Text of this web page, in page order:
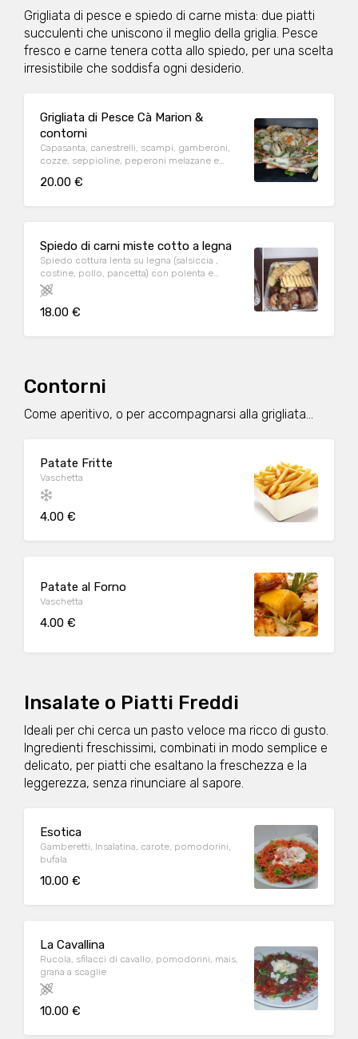
Grigliata di pesce e spiedo di carne mista: due piatti
succulenti che uniscono il meglio della griglia. Pesce
fresco e carne tenera cotta allo spiedo, per una scelta
irresistibile che soddisfa ogni desiderio.
Grigliata di Pesce Cà Marion &
contorni
Capasanta, canestrelli, scampi, gamberoni,
cozze, seppioline, peperoni melazane e
20.00 €
Spiedo di carni miste cotto a legna
Spiedo cottura lenta su legna (salsiccia ,
costine, pollo, pancetta) con polenta e
patate al forno
18.00 €
Contorni
Come aperitivo, o per accompagnarsi alla grigliata...
Patate Fritte
Vaschetta
4.00 €
Patate al Forno
Vaschetta
4.00 €
Insalate o Piatti Freddi
Ideali per chi cerca un pasto veloce ma ricco di gusto.
Ingredienti freschissimi, combinati in modo semplice e
delicato, per piatti che esaltano la freschezza e la
leggerezza, senza rinunciare al sapore.
Esotica
Gamberetti, Insalatina, carote, pomodorini,
bufala
10.00 €
La Cavallina
Rucola, sfilacci di cavallo, pomodorini, mais,
grana a scaglie
10.00 €